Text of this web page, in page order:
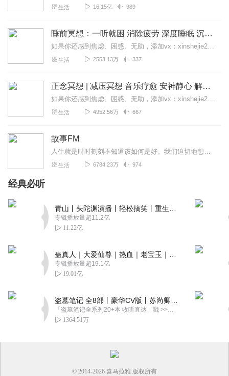
生活 16.15亿 989
睡前冥想：一听就困 消除疲劳 深度睡眠 沉浸体验
如果你还感到焦虑、困惑、无助，添加vx：xinshejie2018、vx公众号：宣萱心伴，与主播宣萱开启心灵交流之旅，共建温暖的精神家园！如果你喜欢我的内容，请...
生活 2553.13万 337
正念冥想 | 减压冥想 音乐疗愈 安神静心 解郁降噪
如果你还感到焦虑、困惑、无助，添加vx：xinshejie2018、vx公众号：宣萱心伴，与主播宣萱开启心灵交流之旅，共建温暖的精神家园！如果你喜欢我的内容，请...
生活 4952.56万 667
故事FM
人生就是时时刻刻不知道该如何是好。我们迫切地想知道怎么解决问题，也同样挣扎着寻求理解和安慰。这样的你，并不孤独。重获新生的抑郁症病人；用一辈子摆脱原生家庭阴影的...
生活 6784.23万 974
经典必听
专辑播放量超11.2亿
11.22亿
专辑播放量超19.1亿
19.01亿
「盗墓笔记全系列20+本 收听直达」戳 >>改编自南派三叔同名作品，腾讯音乐娱乐集团出品，冠声文化制作，...
1364.51万
© 2014-2026 喜马拉雅 版权所有